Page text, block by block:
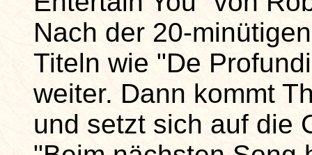
Nach der 20-
Titeln wie "De
weiter. Dann kommt
und setzt sich auf die